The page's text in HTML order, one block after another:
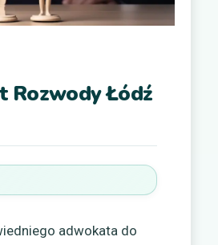
Rozwody Łódź
adwokata do